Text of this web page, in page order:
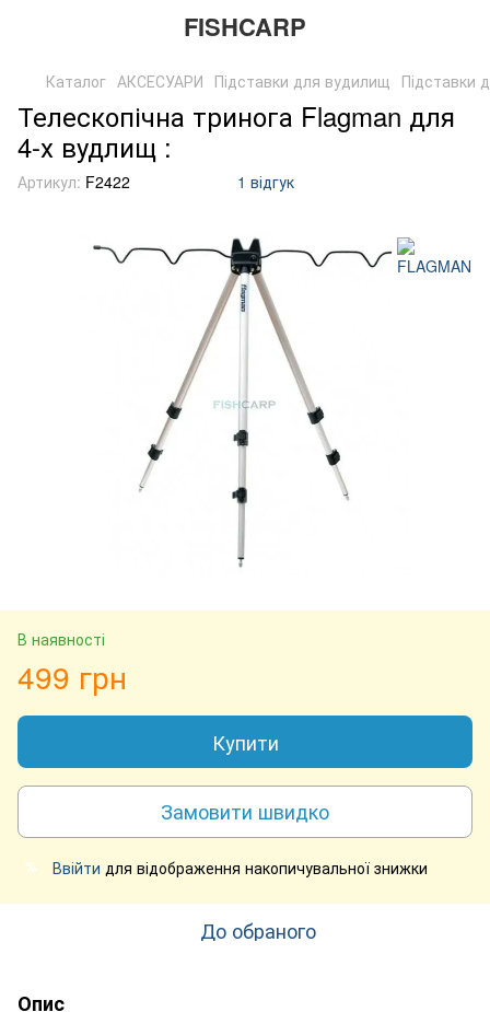
FISHCARP
Каталог АКСЕСУАРИ Підставки для вудилищ Підставки
Телескопічна тринога Flagman для
4-х вудлищ :
Артикул: F2422 1 відгук
В наявності
499 грн
Купити
Замовити швидко
% Ввійти для відображення накопичувальної знижки
До обраного
Опис